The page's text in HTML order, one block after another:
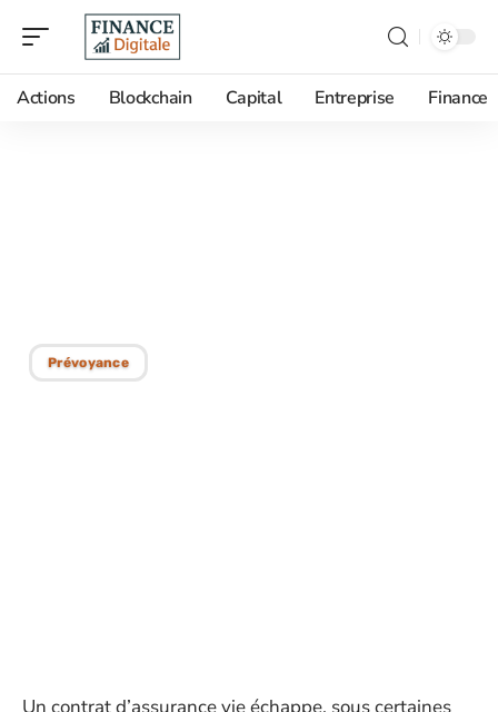
Actions Blockchain Capital Entreprise Finance
Prévoyance